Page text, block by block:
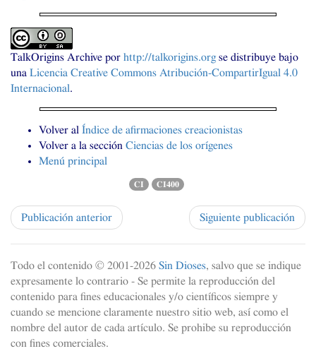
TalkOrigins Archive por http://talkorigins.orgse distribuye bajo
una Licencia Creative Commons Atribución-CompartirIgual 4.0
Internacional.
Volver al Índice de afirmaciones creacionistas
Volver a la sección Ciencias de los orígenes
Menú principal
CI CI400
Publicación anterior Siguiente publicación
Todo el contenido © 2001-2026 Sin Dioses, salvo que se indique
expresamente lo contrario - Se permite la reproducción del
contenido para fines educacionales y/o científicos siempre y
cuando se mencione claramente nuestro sitio web, así como el
nombre del autor de cada artículo. Se prohibe su reproducción
con fines comerciales.